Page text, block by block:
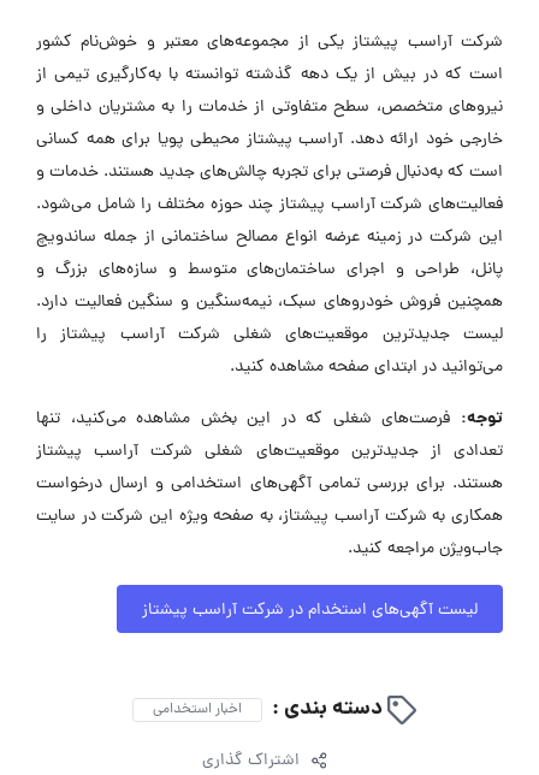
شرکت آراسب پیشتاز یکی از مجموعه‌های معتبر و خوش‌نام کشور
است که در بیش از یک دهه گذشته توانسته با به‌کارگیری تیمی از
نیروهای متخصص، سطح متفاوتی از خدمات را به مشتریان داخلی و
خارجی خود ارائه دهد. آراسب پیشتاز محیطی پویا برای همه کسانی
است که به‌دنبال فرصتی برای تجربه چالش‌های جدید هستند. خدمات و
فعالیت‌های شرکت آراسب پیشتاز چند حوزه مختلف را شامل می‌شود.
این شرکت در زمینه عرضه انواع مصالح ساختمانی از جمله ساندویچ
پانل، طراحی و اجرای ساختمان‌های متوسط و سازه‌های بزرگ و
همچنین فروش خودروهای سبک، نیمه‌سنگین و سنگین فعالیت دارد.
لیست جدیدترین موقعیت‌های شغلی شرکت آراسب پیشتاز را
می‌توانید در ابتدای صفحه مشاهده کنید.
توجه: فرصت‌های شغلی که در این بخش مشاهده می‌کنید، تنها
تعدادی از جدیدترین موقعیت‌های شغلی شرکت آراسب پیشتاز
هستند. برای بررسی تمامی آگهی‌های استخدامی و ارسال درخواست
همکاری به شرکت آراسب پیشتاز، به صفحه ویژه این شرکت در سایت
جاب‌ویژن مراجعه کنید.
لیست آگهی‌های استخدام در شرکت آراسب پیشتاز
دسته بندی : اخبار استخدامی
اشتراک گذاری